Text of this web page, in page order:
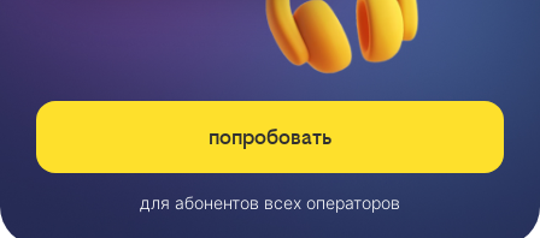
попробовать
для абонентов всех операторов